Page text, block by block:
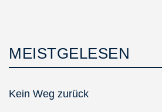
MEISTGELESEN
Kein Weg zurück